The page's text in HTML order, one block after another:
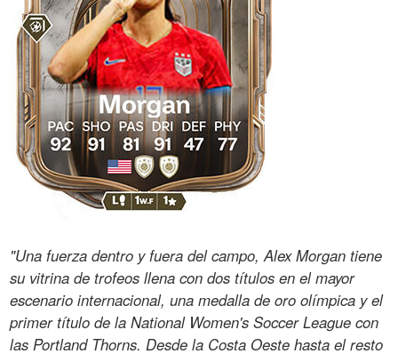
"Una fuerza dentro y fuera del campo, Alex Morgan tiene
su vitrina de trofeos llena con dos títulos en el mayor
escenario internacional, una medalla de oro olímpica y el
primer título de la National Women's Soccer League con
las Portland Thorns. Desde la Costa Oeste hasta el resto